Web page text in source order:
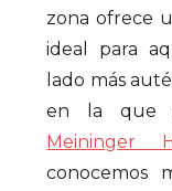
zona ofrece
ideal para
lado más
en la que
Meininger
conocemos